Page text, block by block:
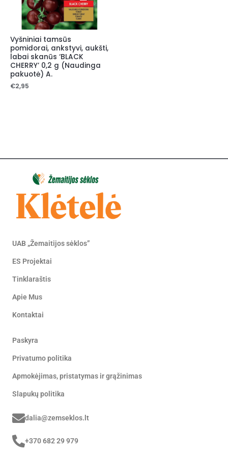
Vyšniniai tamsūs
pomidorai, ankstyvi, aukšti,
labai skanūs ‘BLACK
CHERRY’ 0,2 g (Naudinga
pakuotė) A.
€2,95
UAB „Žemaitijos sėklos”
ES Projektai
Tinklaraštis
Apie Mus
Kontaktai
Paskyra
Privatumo politika
Apmokėjimas, pristatymas ir grąžinimas
Slapukų politika
dalia@zemseklos.lt
+370 682 29 979